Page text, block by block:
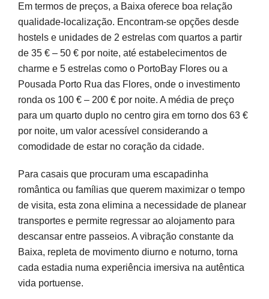
Em termos de preços, a Baixa oferece boa relação
qualidade-localização. Encontram-se opções desde
hostels e unidades de 2 estrelas com quartos a partir
de 35 € – 50 € por noite, até estabelecimentos de
charme e 5 estrelas como o PortoBay Flores ou a
Pousada Porto Rua das Flores, onde o investimento
ronda os 100 € – 200 € por noite. A média de preço
para um quarto duplo no centro gira em torno dos 63 €
por noite, um valor acessível considerando a
comodidade de estar no coração da cidade.
Para casais que procuram uma escapadinha
romântica ou famílias que querem maximizar o tempo
de visita, esta zona elimina a necessidade de planear
transportes e permite regressar ao alojamento para
descansar entre passeios. A vibração constante da
Baixa, repleta de movimento diurno e noturno, torna
cada estadia numa experiência imersiva na autêntica
vida portuense.